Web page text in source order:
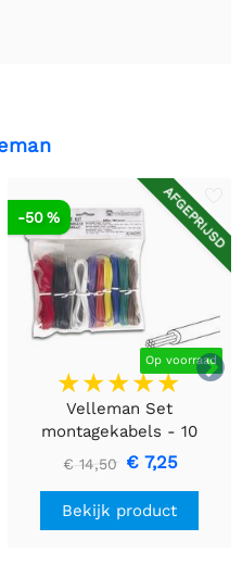

AFGEPRIJSD
Op voorraad
-50 %
Velleman Set
montagekabels - 10
kleuren - 60m - flexibele
kern (multi core)
€ 14,50 € 7,25
Bekijk product